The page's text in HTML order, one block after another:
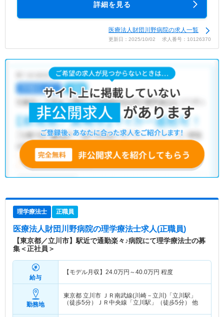
詳細を見る
医療法人財団川野病院の求人一覧
更新日：2025/10/02 求人番号：10126370
理学療法士 正職員
医療法人財団川野病院の理学療法士求人(正職員)
【東京都／立川市】駅近で通勤楽々♪病院にて理学療法士の募
集＜正社員＞
給与
【モデル月収】 24.0万円～40.0万円 程度
勤務地
東京都 立川市 ＪＲ南武線(川崎－立川)「立川駅」
（徒歩5分）ＪＲ中央線「立川駅」（徒歩5分） 他